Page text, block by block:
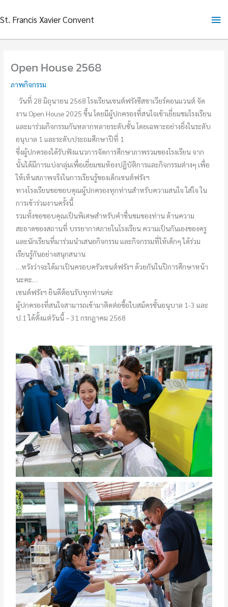
to
St. Francis Xavier Convent
Open House 2568
ภาพกิจกรรม
วันที่ 28 มิถุนายน 2568 โรงเรียนเซนต์ฟรังซีสซาเวียร์คอนแวนต์ จัด
งาน Open House 2025 ขึ้น โดยมีผู้ปกครองที่สนใจเข้าเยี่ยมชมโรงเรียน
และมาร่วมกิจกรรมกันหลากหลายระดับชั้น โดยเฉพาะอย่างยิ่งในระดับ
อนุบาล 1 และระดับประถมศึกษาปีที่ 1
ซึ่งผู้ปกครองได้รับฟังแนวการจัดการศึกษาภาพรวมของโรงเรียน จาก
นั้นได้มีการแบ่งกลุ่มเพื่อเยี่ยมชมห้องปฏิบัติการและกิจกรรมต่างๆ เพื่อ
ให้เห็นสภาพจริงในการเรียนรู้ของเด็กเซนต์ฟรังฯ
ทางโรงเรียนขอขอบคุณผู้ปกครองทุกท่านสำหรับความสนใจ ใส่ใจ ใน
การเข้าร่วมงานครั้งนี้
รวมทั้งขอขอบคุณเป็นพิเศษสำหรับคำชื่นชมของท่าน ด้านความ
สะอาดของสถานที่ บรรยากาศภายในโรงเรียน ความเป็นกันเองของครู
และนักเรียนที่มาร่วมนำเสนอกิจกรรม และกิจกรรมที่ให้เด็กๆ ได้ร่วม
เรียนรู้กันอย่างสนุกสนาน
…หวังว่าจะได้มาเป็นครอบครัวเซนต์ฟรังฯ ด้วยกันในปีการศึกษาหน้า
นะคะ…
เซนต์ฟรังฯ ยินดีต้อนรับทุกท่านค่ะ
ผู้ปกครองที่สนใจสามารถเข้ามาติดต่อซื้อใบสม้ครชั้นอนุบาล 1-3 และ
ป.1 ได้ตั้งแต่วันนี้ – 31 กรกฎาคม 2568